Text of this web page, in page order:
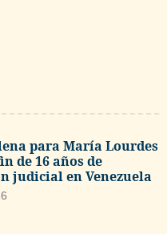
para María Lourdes
de 16 años de
judicial en Venezuela